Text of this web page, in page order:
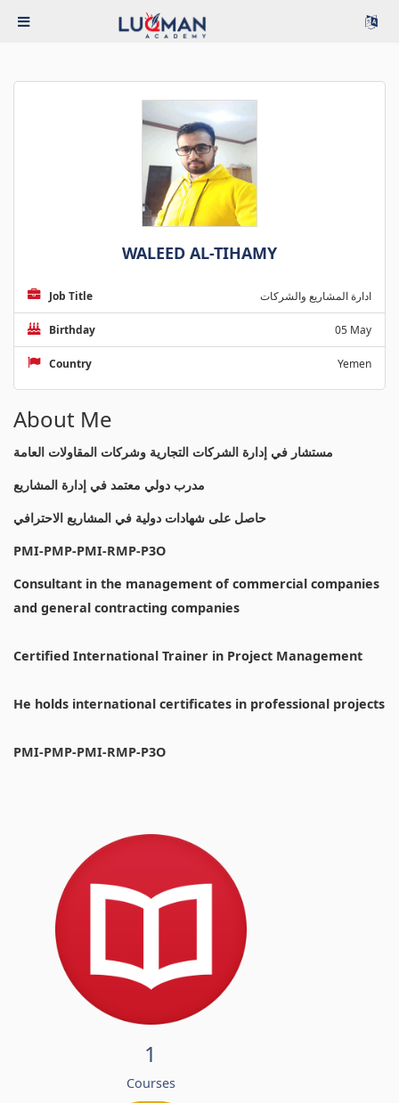
WALEED AL-TIHAMY
Job Title ادارة المشاريع والشركات
Birthday 05 May
Country Yemen
About Me
مستشار في إدارة الشركات التجارية وشركات المقاولات العامة
مدرب دولي معتمد في إدارة المشاريع
حاصل على شهادات دولية في المشاريع الاحترافي
PMI-PMP-PMI-RMP-P3O
Consultant in the management of commercial companies
and general contracting companies
Certified International Trainer in Project Management
He holds international certificates in professional projects
PMI-PMP-PMI-RMP-P3O
1
Courses